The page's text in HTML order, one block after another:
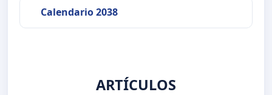
Calendario 2038
ARTÍCULOS